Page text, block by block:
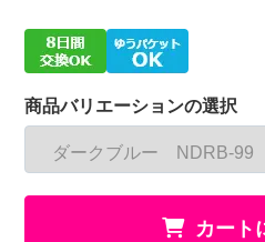
商品バリエーションの選択
カート